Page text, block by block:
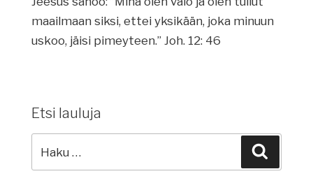
maailmaan siksi, ettei yksikään, joka minuun
uskoo, jäisi pimeyteen.” Joh. 12: 46
Etsi lauluja